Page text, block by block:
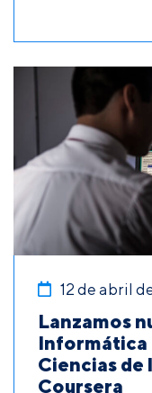
12 de abril
Lanzamos
Informática
Ciencias de
Coursera